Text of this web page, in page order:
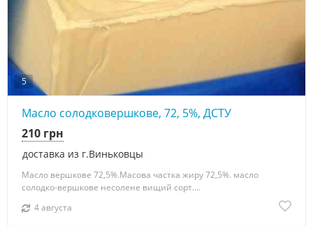
5
Масло солодковершкове, 72, 5%, ДСТУ
доставка из г.Виньковцы
210 грн
Масло вершкове 72,5%.Масова частка жиру 72,5%. масло
солодко-вершкове несолене вищий сорт....
4 августа